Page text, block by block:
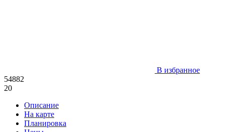
В избранное
54882
20
Описание
На карте
Планировка